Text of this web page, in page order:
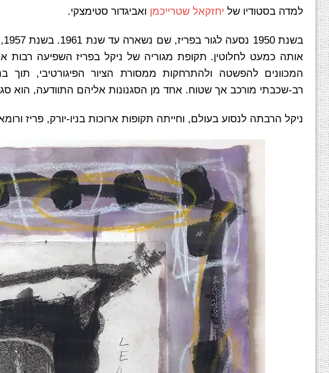
למדה בסטודיו של יחזקאל שטרייכמן ואביגדור סטימצקי.
אותה כמעט לחלוטין. תקופת מגוריה של ניקל בפריז השפיעה רבות
המכוונים להפשטה ולהתרחקות ממסורת הציור הפיגורטיבי, תוך
רב-שכבתי מורכב אך שטוח. אחד מן הסגנונות אליהם התוודעה, הוא
ניקל הרבתה לנסוע בעולם, וחייתה תקופות ארוכות בניו-יורק, פריז